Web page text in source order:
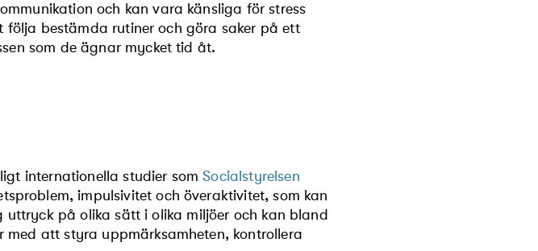
och kan vara känsliga för stress
bestämda rutiner och göra saker på ett
som de ägnar mycket tid åt.
internationella studier somSocialstyrelsen
impulsivitet och överaktivitet, som kan
på olika sätt i olika miljöer och kan bland
att styra uppmärksamheten, kontrollera